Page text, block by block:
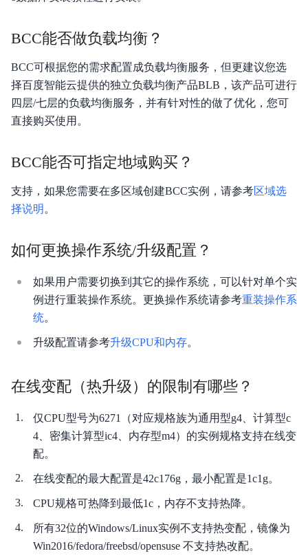
常见问题
故障处理
服务等级协议SLA
BCC能否做负载均衡？
BCC可根据您的需求配置成负载均衡服务，但更建议您选
择百度智能云提供的独立负载均衡产品BLB，该产品可进行
四层/七层的负载均衡服务，并有针对性的做了优化，您可
直接购买使用。
BCC能否可指定地域购买？
支持，如果您需要在多区域创建BCC实例，请参考区域选
择说明 。
如何更换操作系统/升级配置？
如果用户需要切换到其它的操作系统，可以针对单个实
例进行重装操作系统。更换操作系统请参考重装操作系
统。
升级配置请参考升级CPU和内存。
在线变配（热升级）的限制有哪些？
仅CPU型号为6271（对应规格族为通用型g4、计算型c
4、密集计算型ic4、内存型m4）的实例规格支持在线变
配。
在线变配的最大配置是42c176g，最小配置是1c1g。
CPU规格可热降到最低1c，内存不支持热降。
所有32位的Windows/Linux实例不支持热变配，镜像为
Win2016/fedora/freebsd/opensuse 不支持热改配。